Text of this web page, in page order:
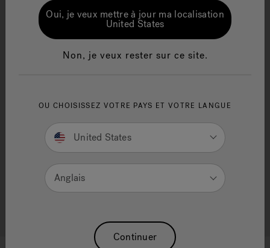
Jacuzzi® Sensational
Wellness™
One Page
Jacuzzi®.Oui, je veux mettre à jour ma localisation
United States
Non, je veux rester sur ce site.
OU CHOISISSEZ VOTRE PAYS ET VOTRE LANGUE
United States
Anglais
Continuer